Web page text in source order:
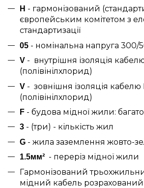
H - гармонізований
європейським комітетом з
стандартизації
05 - номінальна напруга 300/
V - внутрішня ізоляція
(полівінілхлорид)
V - зовнішня ізоляція
(полівінілхлорид)
F - будова мідної жили:
3 - (три) - кількість жил
G - жила заземлення жовто-
1.5мм² - переріз мідної жили
Гармонізований
мідний кабель